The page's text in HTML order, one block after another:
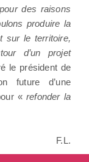
des raisons
produire la
sur le territoire,
d’un projet
le président de
future d’une
« refonder la
F.L.